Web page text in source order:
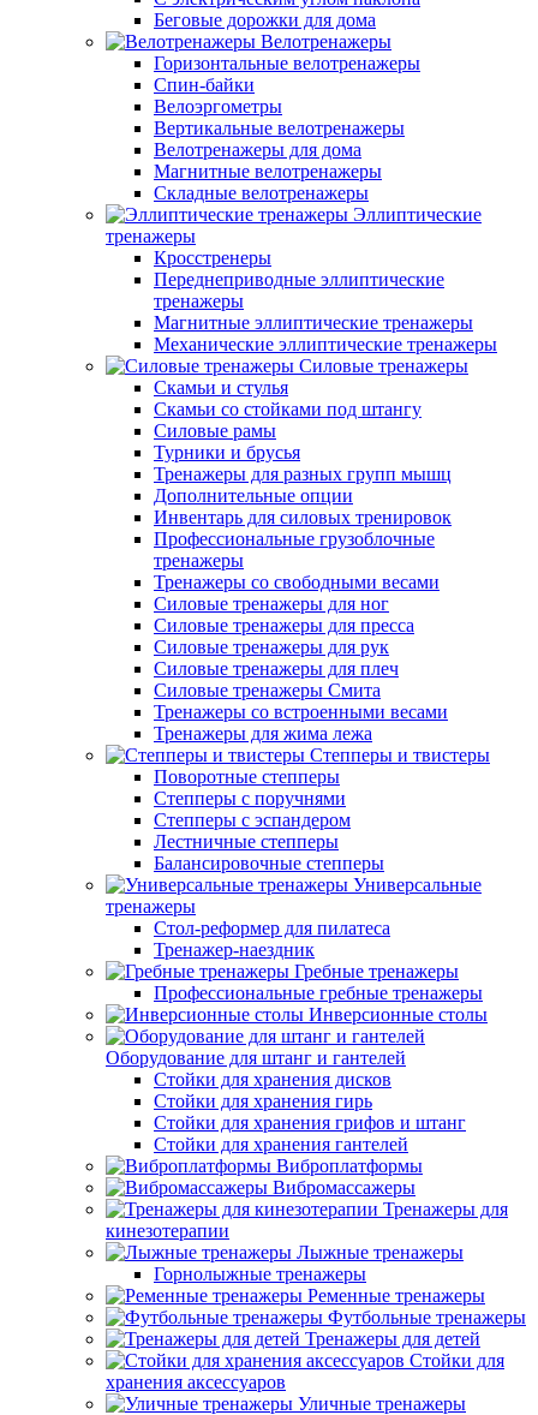
Беговые дорожки для дома
Велотренажеры
Горизонтальные велотренажеры
Спин-байки
Велоэргометры
Вертикальные велотренажеры
Велотренажеры для дома
Магнитные велотренажеры
Складные велотренажеры
Эллиптические
тренажеры
Кросстренеры
Переднеприводные эллиптические
тренажеры
Магнитные эллиптические тренажеры
Механические эллиптические тренажеры
Силовые тренажеры
Скамьи и стулья
Скамьи со стойками под штангу
Силовые рамы
Турники и брусья
Тренажеры для разных групп мышц
Дополнительные опции
Инвентарь для силовых тренировок
Профессиональные грузоблочные
тренажеры
Тренажеры со свободными весами
Силовые тренажеры для ног
Силовые тренажеры для пресса
Силовые тренажеры для рук
Силовые тренажеры для плеч
Силовые тренажеры Смита
Тренажеры со встроенными весами
Тренажеры для жима лежа
Степперы и твистеры
Поворотные степперы
Степперы с поручнями
Степперы с эспандером
Лестничные степперы
Балансировочные степперы
Универсальные
тренажеры
Стол-реформер для пилатеса
Тренажер-наездник
Гребные тренажеры
Профессиональные гребные тренажеры
Инверсионные столы
Оборудование для штанг и гантелей
Стойки для хранения дисков
Стойки для хранения гирь
Стойки для хранения грифов и штанг
Стойки для хранения гантелей
Виброплатформы
Вибромассажеры
Тренажеры для
кинезотерапии
Лыжные тренажеры
Горнолыжные тренажеры
Ременные тренажеры
Футбольные тренажеры
Тренажеры для детей
Стойки для
хранения аксессуаров
Уличные тренажеры